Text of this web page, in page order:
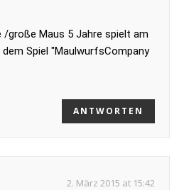
/große Maus 5 Jahre spielt am
Spiel "MaulwurfsCompany
ANTWORTEN
2. März 2015 at 15:42